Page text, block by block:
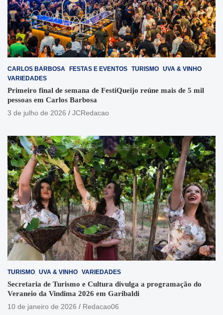
CARLOS BARBOSA FESTAS E EVENTOS TURISMO UVA & VINHO
VARIEDADES
Primeiro final de semana de FestiQueijo reúne mais de 5 mil
pessoas em Carlos Barbosa
3 de julho de 2026
JCRedacao
TURISMO UVA & VINHO VARIEDADES
Secretaria de Turismo e Cultura divulga a programação do
Veraneio da Vindima 2026 em Garibaldi
10 de janeiro de 2026
Redacao06